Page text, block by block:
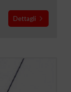
Dettagli